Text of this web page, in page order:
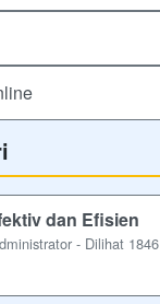
dan Efisien
- Dilihat 1846